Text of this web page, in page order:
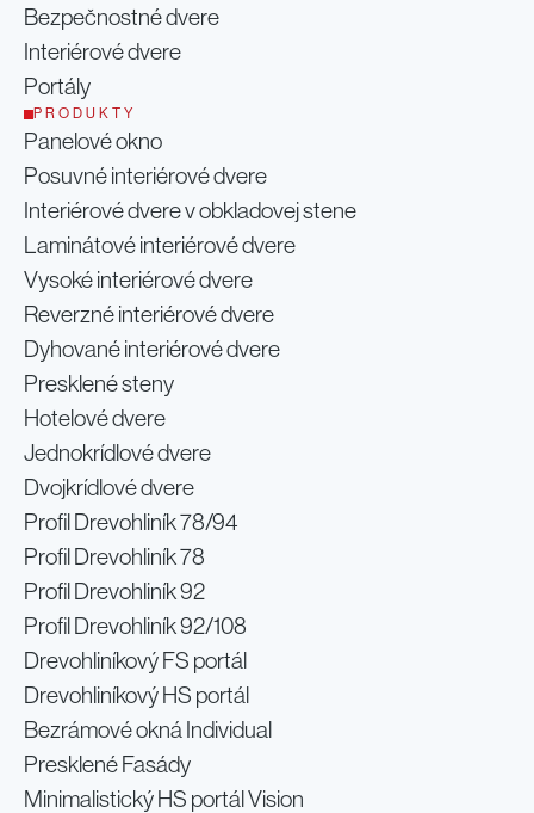
Bezpečnostné dvere
Interiérové dvere
Portály
PRODUKTY
Panelové okno
Posuvné interiérové dvere
Interiérové dvere v obkladovej stene
Laminátové interiérové dvere
Vysoké interiérové dvere
Reverzné interiérové dvere
Dyhované interiérové dvere
Presklené steny
Hotelové dvere
Jednokrídlové dvere
Dvojkrídlové dvere
Profil Drevohliník 78/94
Profil Drevohliník 78
Profil Drevohliník 92
Profil Drevohliník 92/108
Drevohliníkový FS portál
Drevohliníkový HS portál
Bezrámové okná Individual
Presklené Fasády
Minimalistický HS portál Vision